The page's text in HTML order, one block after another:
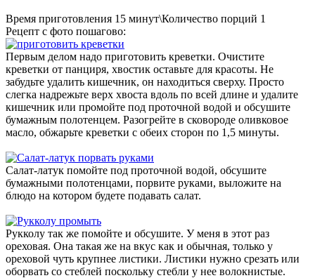
Время приготовления 15 минут\Количество порций 1
Рецепт с фото пошагово:
Первым делом надо приготовить креветки. Очистите
креветки от панциря, хвостик оставьте для красоты. Не
забудьте удалить кишечник, он находиться сверху. Просто
слегка надрежьте верх хвоста вдоль по всей длине и удалите
кишечник или промойте под проточной водой и обсушите
бумажным полотенцем. Разогрейте в сковороде оливковое
масло, обжарьте креветки с обеих сторон по 1,5 минуты.
Салат-латук помойте под проточной водой, обсушите
бумажными полотенцами, порвите руками, выложите на
блюдо на котором будете подавать салат.
Рукколу так же помойте и обсушите. У меня в этот раз
ореховая. Она такая же на вкус как и обычная, только у
ореховой чуть крупнее листики. Листики нужно срезать или
оборвать со стеблей поскольку стебли у нее волокнистые.